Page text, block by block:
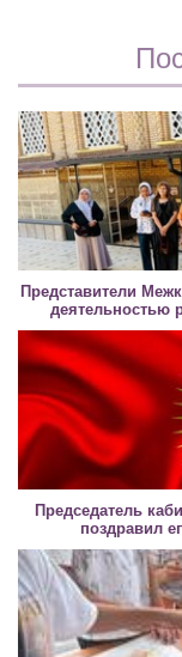
Представители
деятельностью
Председатель
поздравил